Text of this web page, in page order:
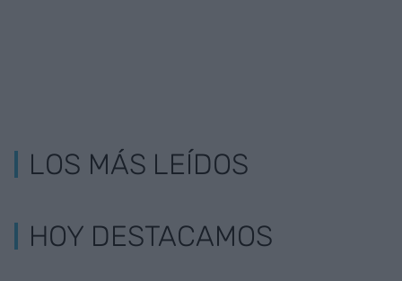
LOS MÁS LEÍDOS
HOY DESTACAMOS